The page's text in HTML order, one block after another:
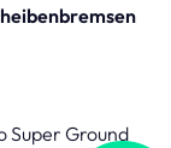
Super Ground